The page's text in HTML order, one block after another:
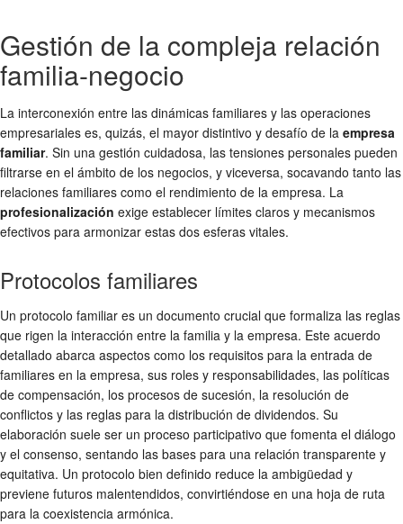
Gestión de la compleja relación
familia-negocio
La interconexión entre las dinámicas familiares y las operaciones
empresariales es, quizás, el mayor distintivo y desafío de la empresa
familiar. Sin una gestión cuidadosa, las tensiones personales pueden
filtrarse en el ámbito de los negocios, y viceversa, socavando tanto las
relaciones familiares como el rendimiento de la empresa. La
profesionalización exige establecer límites claros y mecanismos
efectivos para armonizar estas dos esferas vitales.
Protocolos familiares
Un protocolo familiar es un documento crucial que formaliza las reglas
que rigen la interacción entre la familia y la empresa. Este acuerdo
detallado abarca aspectos como los requisitos para la entrada de
familiares en la empresa, sus roles y responsabilidades, las políticas
de compensación, los procesos de sucesión, la resolución de
conflictos y las reglas para la distribución de dividendos. Su
elaboración suele ser un proceso participativo que fomenta el diálogo
y el consenso, sentando las bases para una relación transparente y
equitativa. Un protocolo bien definido reduce la ambigüedad y
previene futuros malentendidos, convirtiéndose en una hoja de ruta
para la coexistencia armónica.